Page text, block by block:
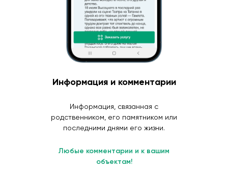
Информация и комментарии
Информация, связанная с
родственником, его памятником или
последними днями его жизни.
Любые комментарии и к вашим
объектам!